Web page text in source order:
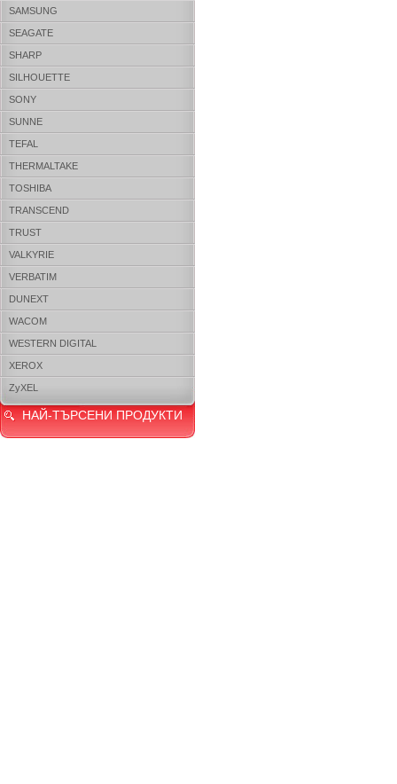
SAMSUNG
SEAGATE
SHARP
SILHOUETTE
SONY
SUNNE
TEFAL
THERMALTAKE
TOSHIBA
TRANSCEND
TRUST
VALKYRIE
VERBATIM
DUNEXT
WACOM
WESTERN DIGITAL
XEROX
ZyXEL
НАЙ-ТЪРСЕНИ ПРОДУКТИ